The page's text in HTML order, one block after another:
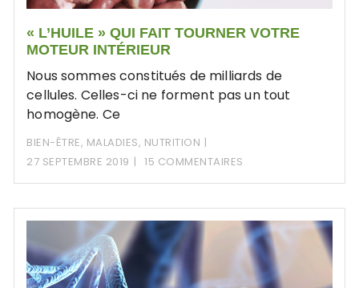
« L’HUILE » QUI FAIT TOURNER VOTRE
MOTEUR INTÉRIEUR
Nous sommes constitués de milliards de
cellules. Celles-ci ne forment pas un tout
homogène. Ce
BIEN-ÊTRE, MALADIES, NUTRITION
27 SEPTEMBRE 2019
15 COMMENTAIRES